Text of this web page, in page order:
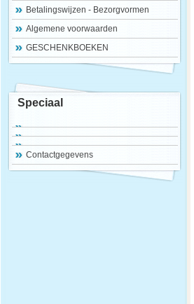
Betalingswijzen - Bezorgvormen
Algemene voorwaarden
GESCHENKBOEKEN
Speciaal
Contactgegevens